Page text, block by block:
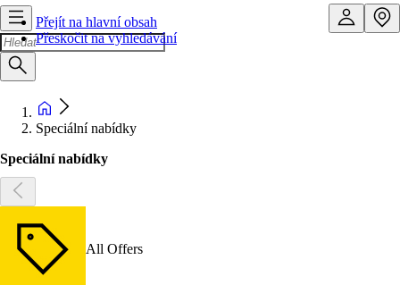
Přejít na hlavní obsah
Přeskočit na vyhledávání
Speciální nabídky
Speciální nabídky
All Offers